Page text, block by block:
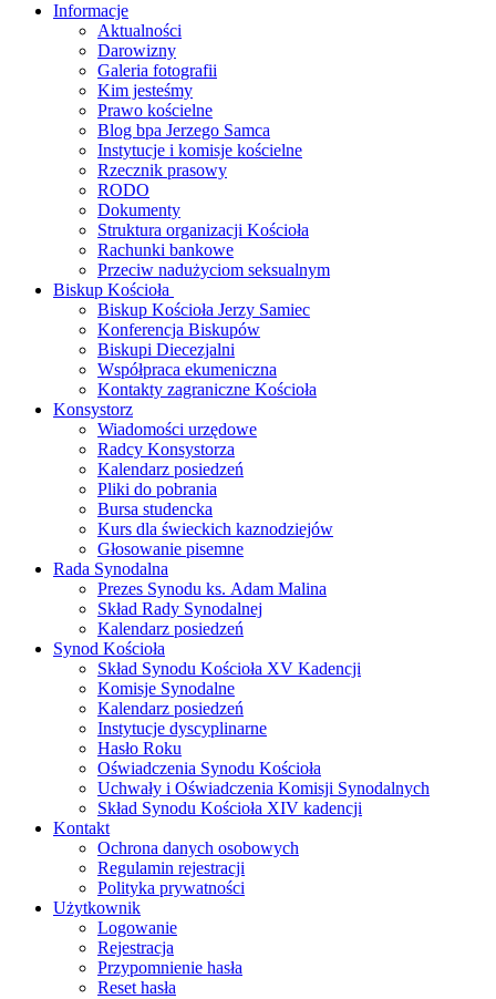
Informacje
Aktualności
Darowizny
Galeria fotografii
Kim jesteśmy
Prawo kościelne
Blog bpa Jerzego Samca
Instytucje i komisje kościelne
Rzecznik prasowy
RODO
Dokumenty
Struktura organizacji Kościoła
Rachunki bankowe
Przeciw nadużyciom seksualnym
Biskup Kościoła
Biskup Kościoła Jerzy Samiec
Konferencja Biskupów
Biskupi Diecezjalni
Współpraca ekumeniczna
Kontakty zagraniczne Kościoła
Konsystorz
Wiadomości urzędowe
Radcy Konsystorza
Kalendarz posiedzeń
Pliki do pobrania
Bursa studencka
Kurs dla świeckich kaznodziejów
Głosowanie pisemne
Rada Synodalna
Prezes Synodu ks. Adam Malina
Skład Rady Synodalnej
Kalendarz posiedzeń
Synod Kościoła
Skład Synodu Kościoła XV Kadencji
Komisje Synodalne
Kalendarz posiedzeń
Instytucje dyscyplinarne
Hasło Roku
Oświadczenia Synodu Kościoła
Uchwały i Oświadczenia Komisji Synodalnych
Skład Synodu Kościoła XIV kadencji
Kontakt
Ochrona danych osobowych
Regulamin rejestracji
Polityka prywatności
Użytkownik
Logowanie
Rejestracja
Przypomnienie hasła
Reset hasła